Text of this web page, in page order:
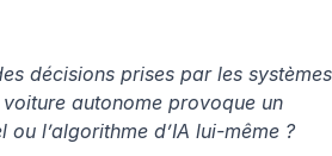
décisions prises par les systèmes
autonome provoque un
l’algorithme d’IA lui-même ?